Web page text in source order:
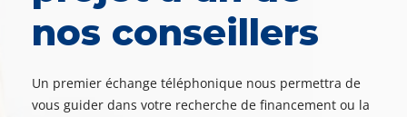
nos conseillers
Un premier échange téléphonique nous permettra de
vous guider dans votre recherche de financement ou la